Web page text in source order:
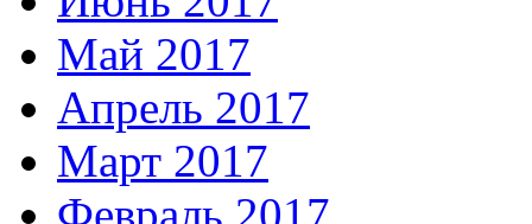
Май 2017
Апрель 2017
Март 2017